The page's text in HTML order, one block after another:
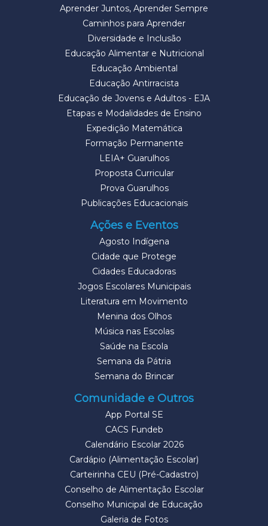
Aprender Juntos, Aprender Sempre
Caminhos para Aprender
Diversidade e Inclusão
Educação Alimentar e Nutricional
Educação Ambiental
Educação Antirracista
Educação de Jovens e Adultos - EJA
Etapas e Modalidades de Ensino
Expedição Matemática
Formação Permanente
LEIA+ Guarulhos
Proposta Curricular
Prova Guarulhos
Publicações Educacionais
Ações e Eventos
Agosto Indígena
Cidade que Protege
Cidades Educadoras
Jogos Escolares Municipais
Literatura em Movimento
Menina dos Olhos
Música nas Escolas
Saúde na Escola
Semana da Pátria
Semana do Brincar
Comunidade e Outros
App Portal SE
CACS Fundeb
Calendário Escolar 2026
Cardápio (Alimentação Escolar)
Carteirinha CEU (Pré-Cadastro)
Conselho de Alimentação Escolar
Conselho Municipal de Educação
Galeria de Fotos